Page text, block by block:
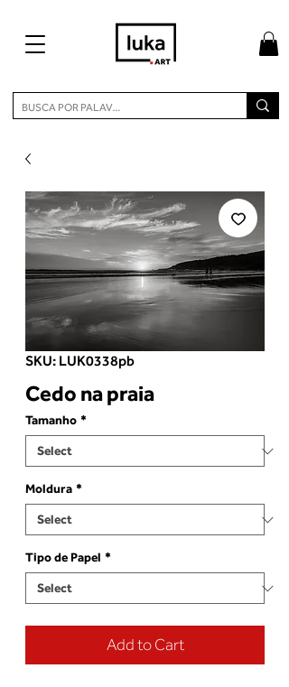
SKU: LUK0338pb
Cedo na praia
Tamanho *
Moldura *
Tipo de Papel *
Add to Cart